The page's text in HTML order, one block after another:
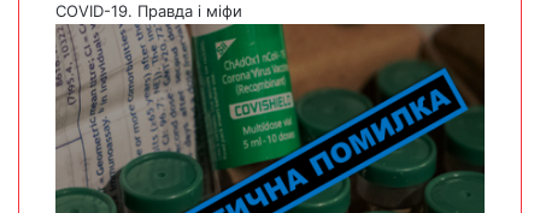
COVID-19. Правда і міфи